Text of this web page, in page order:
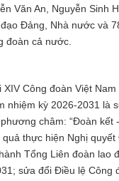
Văn An, Nguyễn
Đảng, Nhà nước và
đoàn cả nước.
Công đoàn Việt
nhiệm kỳ 2026-2031 là
châm: “Đoàn
thực hiện Nghị
Tổng Liên đoàn lao
sửa đổi Điều lệ